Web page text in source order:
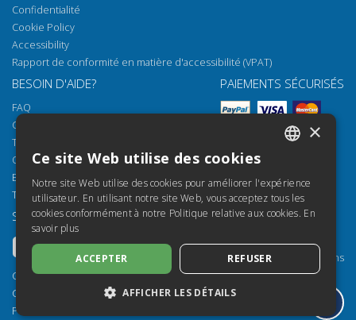
Confidentialité
Cookie Policy
Accessibility
Rapport de conformité en matière d'accessibilité (VPAT)
BESOIN D'AIDE?
FAQ
Comment ouvrir nos documents
Torrossa Reader
Options d'accès
Email: helpdesk@torrossa.com
Tel:
+39 055 5018800
PAIEMENTS SÉCURISÉS
SUIVEZ-NOUS
Copyright 2000-2026
Casalini Libri
P.IVA IT03106600483
NOS RESSOURCES
Torrossa pour Institutions
Torrossa Open
Library Services
SPANISH
FRENCH
ENGLISH
GERMAN
×
Ce site Web utilise des cookies
Notre site Web utilise des cookies pour améliorer l'expérience
utilisateur. En utilisant notre site Web, vous acceptez tous les
cookies conformément à notre Politique relative aux cookies. En
savoir plus
ACCEPTER REFUSER
AFFICHER LES DÉTAILS